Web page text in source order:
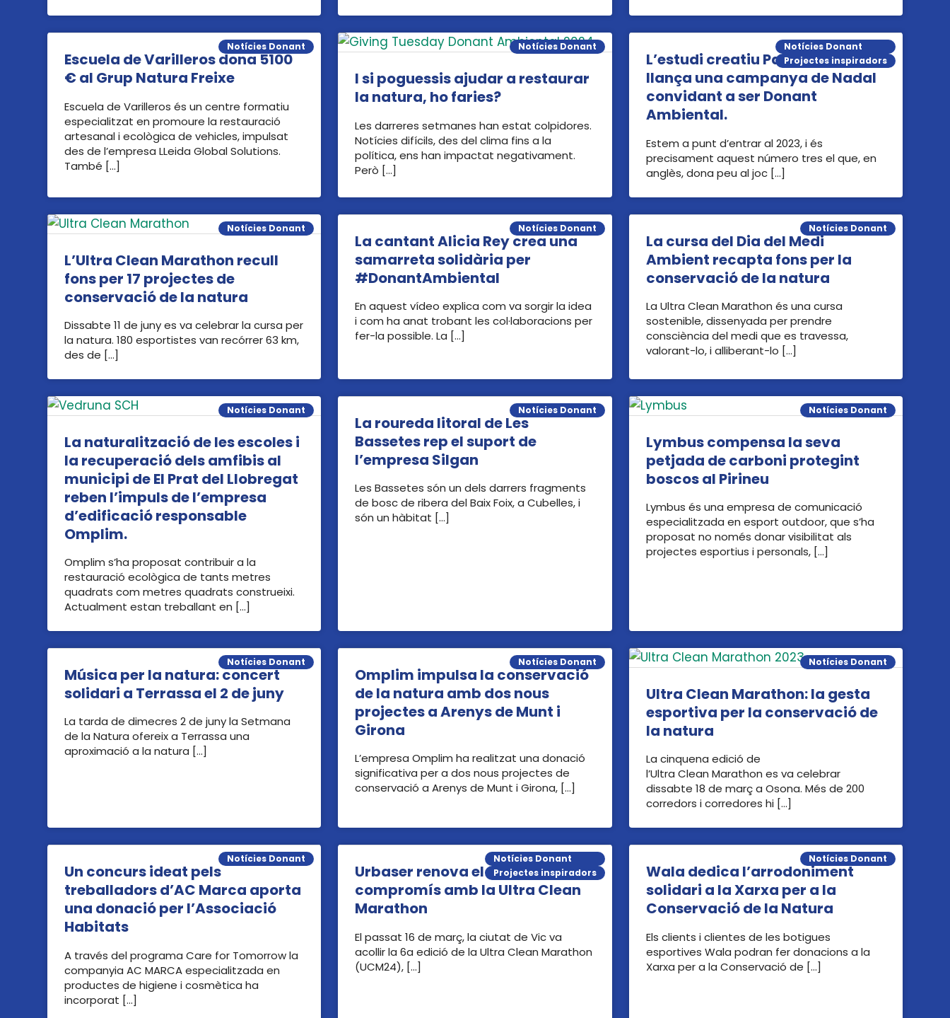
Escuela de Varilleros dona 5100
€ al Grup Natura Freixe
Notícies Donant
Escuela de Varilleros és un centre formatiu
especialitzat en promoure la restauració
artesanal i ecològica de vehicles, impulsat
des de l’empresa LLeida Global Solutions.
També […]
I si poguessis ajudar a restaurar
la natura, ho faries?
Notícies Donant
Les darreres setmanes han estat colpidores.
Notícies difícils, des del clima fins a la
política, ens han impactat negativament.
Però […]
L’estudi creatiu Palouzié Studio
llança una campanya de Nadal
convidant a ser Donant
Ambiental.
Notícies Donant
Projectes inspiradors
Estem a punt d’entrar al 2023, i és
precisament aquest número tres el que, en
anglès, dona peu al joc […]
L’Ultra Clean Marathon recull
fons per 17 projectes de
conservació de la natura
Notícies Donant
Dissabte 11 de juny es va celebrar la cursa per
la natura. 180 esportistes van recórrer 63 km,
des de […]
La cantant Alicia Rey crea una
samarreta solidària per
#DonantAmbiental
Notícies Donant
En aquest vídeo explica com va sorgir la idea
i com ha anat trobant les col·laboracions per
fer-la possible. La […]
La cursa del Dia del Medi
Ambient recapta fons per la
conservació de la natura
Notícies Donant
La Ultra Clean Marathon és una cursa
sostenible, dissenyada per prendre
consciència del medi que es travessa,
valorant-lo, i alliberant-lo […]
La naturalització de les escoles i
la recuperació dels amfibis al
municipi de El Prat del Llobregat
reben l’impuls de l’empresa
d’edificació responsable
Omplim.
Notícies Donant
Omplim s’ha proposat contribuir a la
restauració ecològica de tants metres
quadrats com metres quadrats construeixi.
Actualment estan treballant en […]
La roureda litoral de Les
Bassetes rep el suport de
l’empresa Silgan
Notícies Donant
Les Bassetes són un dels darrers fragments
de bosc de ribera del Baix Foix, a Cubelles, i
són un hàbitat […]
Lymbus compensa la seva
petjada de carboni protegint
boscos al Pirineu
Notícies Donant
Lymbus és una empresa de comunicació
especialitzada en esport outdoor, que s’ha
proposat no només donar visibilitat als
projectes esportius i personals, […]
Música per la natura: concert
solidari a Terrassa el 2 de juny
Notícies Donant
La tarda de dimecres 2 de juny la Setmana
de la Natura ofereix a Terrassa una
aproximació a la natura […]
Omplim impulsa la conservació
de la natura amb dos nous
projectes a Arenys de Munt i
Girona
Notícies Donant
L’empresa Omplim ha realitzat una donació
significativa per a dos nous projectes de
conservació a Arenys de Munt i Girona, […]
Ultra Clean Marathon: la gesta
esportiva per la conservació de
la natura
Notícies Donant
La cinquena edició de
l’Ultra Clean Marathon es va celebrar
dissabte 18 de març a Osona. Més de 200
corredors i corredores hi […]
Un concurs ideat pels
treballadors d’AC Marca aporta
una donació per l’Associació
Habitats
Notícies Donant
A través del programa Care for Tomorrow la
companyia AC MARCA especialitzada en
productes de higiene i cosmètica ha
incorporat […]
Urbaser renova el seu
compromís amb la Ultra Clean
Marathon
Notícies Donant
Projectes inspiradors
El passat 16 de març, la ciutat de Vic va
acollir la 6a edició de la Ultra Clean Marathon
(UCM24), […]
Wala dedica l’arrodoniment
solidari a la Xarxa per a la
Conservació de la Natura
Notícies Donant
Els clients i clientes de les botigues
esportives Wala podran fer donacions a la
Xarxa per a la Conservació de […]